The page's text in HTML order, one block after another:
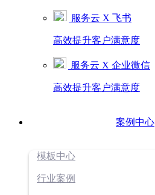
服务云 X 飞书
高效提升客户满意度
服务云 X 企业微信
高效提升客户满意度
案例中心
模板中心
行业案例